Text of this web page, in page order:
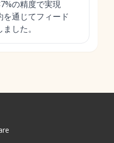
の精度で実現
を通じてフィード
した。